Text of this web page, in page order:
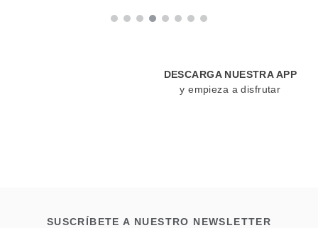
DESCARGA NUESTRA APP
y empieza a disfrutar
SUSCRÍBETE A NUESTRO NEWSLETTER